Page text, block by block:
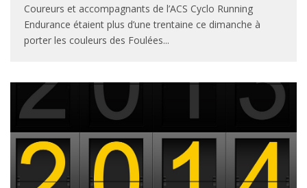
Coureurs et accompagnants de l’ACS Cyclo Running
Endurance étaient plus d’une trentaine ce dimanche à
porter les couleurs des Foulées...